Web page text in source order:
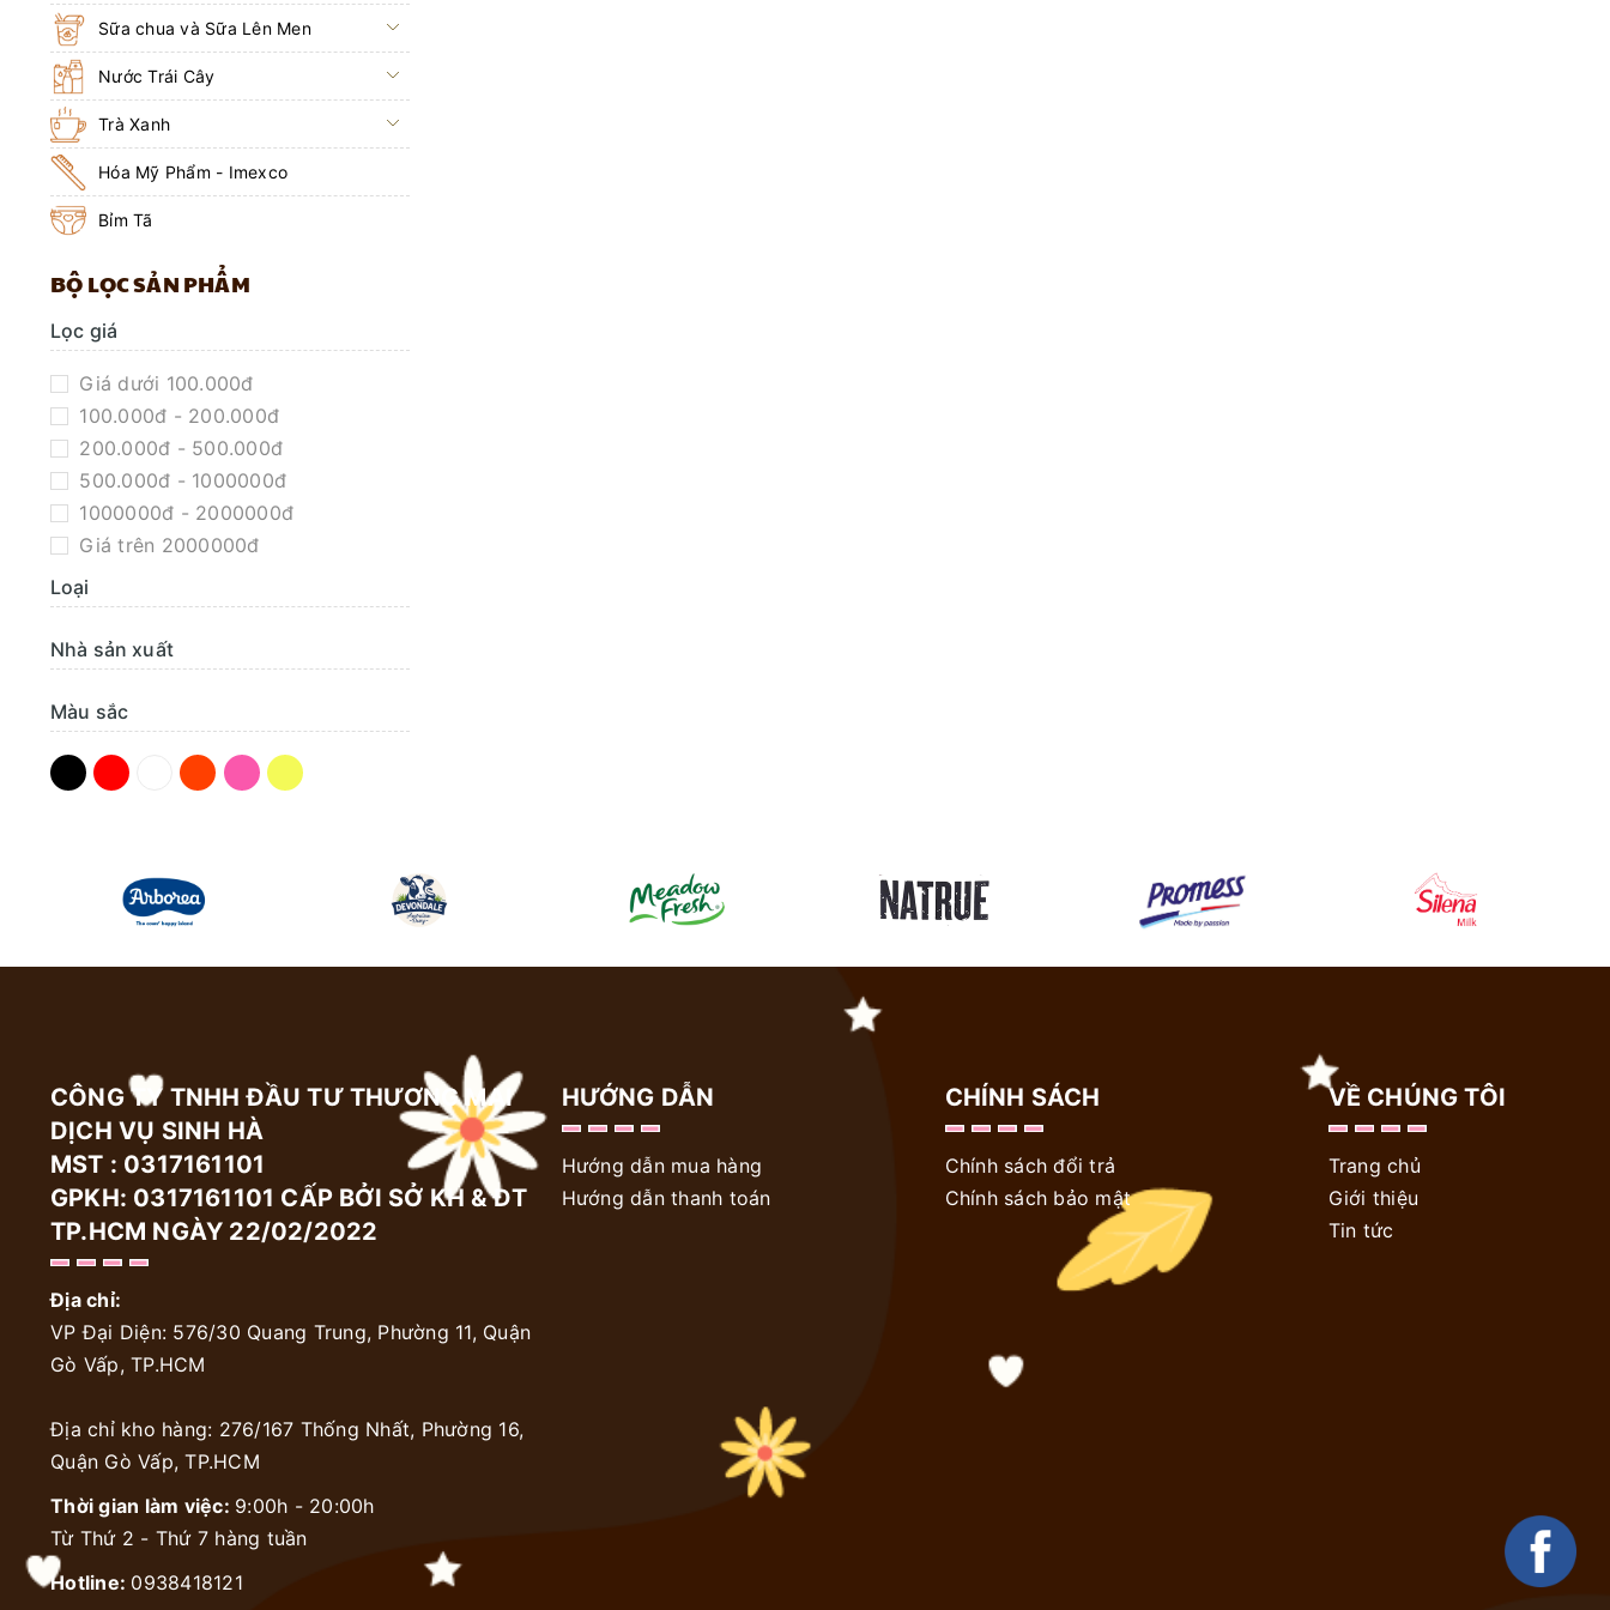
Sữa chua và Sữa Lên Men
Nước Trái Cây
Trà Xanh
Hóa Mỹ Phẩm - Imexco
Bỉm Tã
BỘ LỌC SẢN PHẨM
Lọc giá
Giá dưới 100.000đ
100.000đ - 200.000đ
200.000đ - 500.000đ
500.000đ - 1000000đ
1000000đ - 2000000đ
Giá trên 2000000đ
Loại
Nhà sản xuất
Màu sắc
CÔNG TY TNHH ĐẦU TƯ THƯƠNG MẠI
DỊCH VỤ SINH HÀ
MST : 0317161101
GPKH: 0317161101 CẤP BỞI SỞ KH & ĐT
TP.HCM NGÀY 22/02/2022
Địa chỉ:
VP Đại Diện: 576/30 Quang Trung, Phường 11, Quận
Gò Vấp, TP.HCM
Địa chỉ kho hàng: 276/167 Thống Nhất, Phường 16,
Quận Gò Vấp, TP.HCM
Thời gian làm việc: 9:00h - 20:00h
Từ Thứ 2 - Thứ 7 hàng tuần
Hotline: 0938418121
HƯỚNG DẪN
Hướng dẫn mua hàng
Hướng dẫn thanh toán
CHÍNH SÁCH
Chính sách đổi trả
Chính sách bảo mật
VỀ CHÚNG TÔI
Trang chủ
Giới thiệu
Tin tức